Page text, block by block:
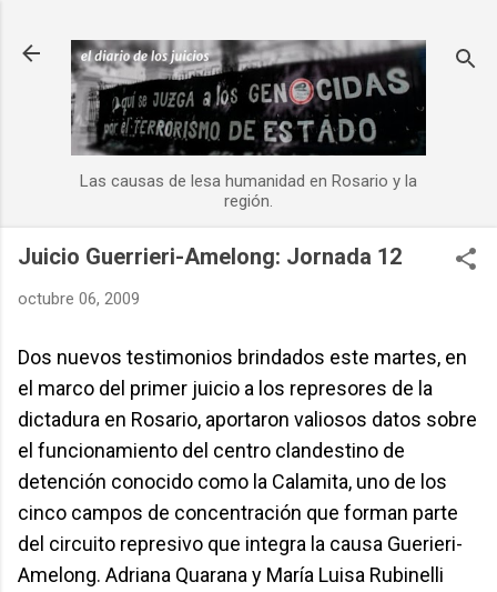
Las causas de lesa humanidad en Rosario y la
región.
Juicio Guerrieri-Amelong: Jornada 12
octubre 06, 2009
Dos nuevos testimonios brindados este martes, en
el marco del primer juicio a los represores de la
dictadura en Rosario, aportaron valiosos datos sobre
el funcionamiento del centro clandestino de
detención conocido como la Calamita, uno de los
cinco campos de concentración que forman parte
del circuito represivo que integra la causa Guerieri-
Amelong. Adriana Quarana y María Luisa Rubinelli